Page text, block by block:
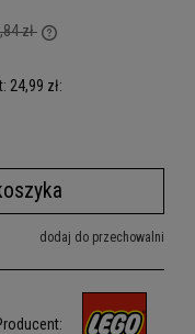
zł
24,99 zł:
dodaj do przechowalni